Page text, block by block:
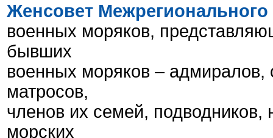
Женсовет
военных моряков,
бывших
военных моряков –
матросов,
членов их семей, подводников,
морских